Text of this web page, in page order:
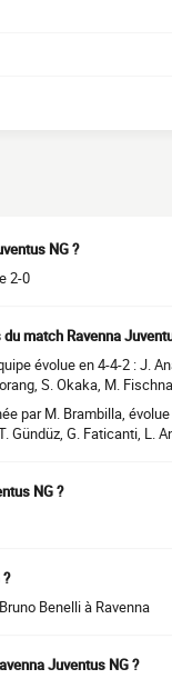
NG ?
2-0
match Ravenna
évolue en 4-4-2 : J.
S. Okaka, M.
par M. Brambilla,
Gündüz, G. Faticanti, L.
NG ?
Benelli à Ravenna
Juventus NG ?